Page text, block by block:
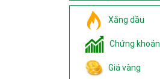
trườngXăng dầu
Chứng khoán
Giá vàng